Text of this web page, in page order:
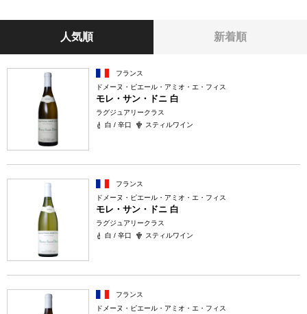
人気順 新着順
フランス
ドメーヌ・ピエール・アミオ・エ・フィス
モレ・サン・ドニ 白
ラグジュアリークラス
白 / 辛口
スティルワイン
フランス
ドメーヌ・ピエール・アミオ・エ・フィス
モレ・サン・ドニ 白
ラグジュアリークラス
白 / 辛口
スティルワイン
フランス
ドメーヌ・ピエール・アミオ・エ・フィス